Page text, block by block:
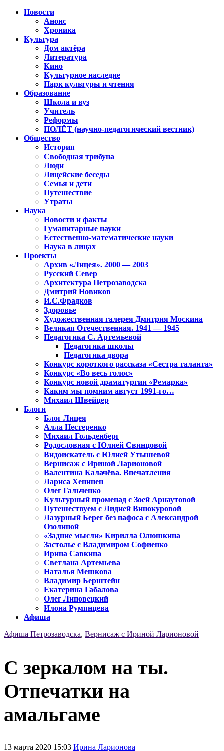
Новости
Анонс
Хроника
Культура
Дом актёра
Литература
Кино
Культурное наследие
Парк культуры и чтения
Образование
Школа и вуз
Учитель
Реформы
ПОЛЁТ (научно-педагогический вестник)
Общество
История
Свободная трибуна
Люди
Лицейские беседы
Семья и дети
Путешествие
Утраты
Наука
Новости и факты
Гуманитарные науки
Естественно-математические науки
Наука в лицах
Проекты
Архив «Лицея». 2000 — 2003
Русский Север
Архитектура Петрозаводска
Дмитрий Новиков
И.С.Фрадков
Здоровье
Художественная галерея Дмитрия Москина
Великая Отечественная. 1941 — 1945
Педагогика С. Артемьевой
Педагогика школы
Педагогика двора
Конкурс короткого рассказа «Сестра таланта»
Конкурс «Во весь голос»
Конкурс новой драматургии «Ремарка»
Каким мы помним август 1991-го…
Михаил Швейцер
Блоги
Блог Лицея
Алла Нестеренко
Михаил Гольденберг
Родословная с Юлией Свинцовой
Видоискатель с Юлией Утышевой
Вернисаж с Ириной Ларионовой
Валентина Калачёва. Впечатления
Лариса Хенинен
Олег Гальченко
Культурный променад с Зоей Арнаутовой
Путешествуем с Лидией Винокуровой
Лазурный Берег без пафоса с Александрой
Озолиной
«Задние мысли» Кирилла Олюшкина
Застолье с Владимиром Софиенко
Ирина Савкина
Светлана Артемьева
Наталья Мешкова
Владимир Берштейн
Екатерина Габалова
Олег Липовецкий
Илона Румянцева
Афиша
Афиша Петрозаводска, Вернисаж с Ириной Ларионовой
С зеркалом на ты.
Отпечатки на
амальгаме
13 марта 2020 15:03 Ирина Ларионова